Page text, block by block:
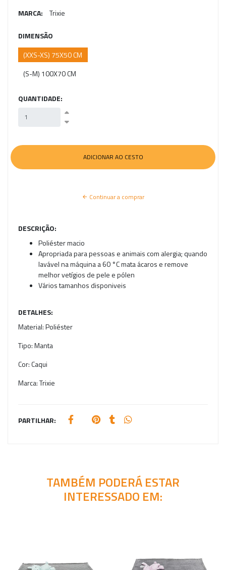
MARCA: Trixie
DIMENSÃO
(XXS-XS) 75X50 CM
(S-M) 100X70 CM
QUANTIDADE:
Continuar a comprar
DESCRIÇÃO:
Poliéster macio
Apropriada para pessoas e animais com alergia; quando
lavável na máquina a 60 °C mata ácaros e remove
melhor vetígios de pele e pólen
Vários tamanhos disponiveis
DETALHES:
Material:Poliéster
Tipo:Manta
Cor:Caqui
Marca:Trixie
PARTILHAR:
TAMBÉM PODERÁ ESTAR
INTERESSADO EM: